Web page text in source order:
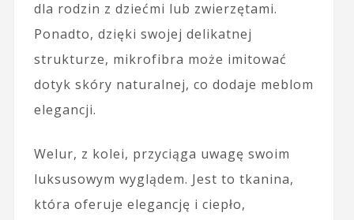
dla rodzin z dziećmi lub zwierzętami.
Ponadto, dzięki swojej delikatnej
strukturze, mikrofibra może imitować
dotyk skóry naturalnej, co dodaje meblom
elegancji.
Welur, z kolei, przyciąga uwagę swoim
luksusowym wyglądem. Jest to tkanina,
która oferuje elegancję i ciepło,